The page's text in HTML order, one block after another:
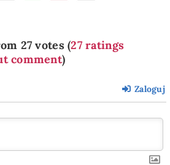
27 votes (27 ratings
comment)
Zaloguj